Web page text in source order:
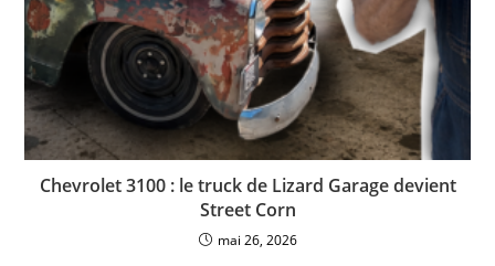
Chevrolet 3100 : le truck de Lizard Garage devient
Street Corn
mai 26, 2026